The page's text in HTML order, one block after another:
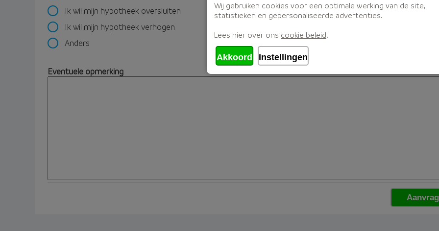
Ik wil mijn hypotheek oversluiten
Ik wil mijn hypotheek verhogen
Anders
Eventuele opmerking
Wij gebruiken cookies voor een optimale werking van de site,
statistieken en gepersonaliseerde advertenties.
Lees hier over ons cookie beleid.
Akkoord Instellingen